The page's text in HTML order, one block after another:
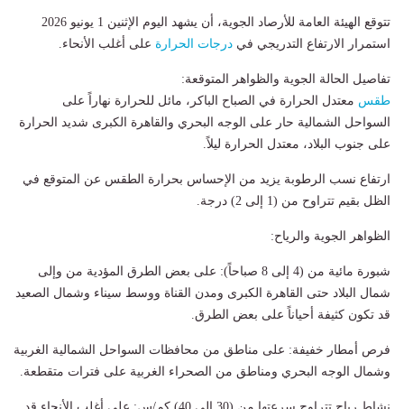
تتوقع الهيئة العامة للأرصاد الجوية، أن يشهد اليوم الإثنين 1 يونيو 2026
استمرار الارتفاع التدريجي في درجات الحرارة على أغلب الأنحاء.
​تفاصيل الحالة الجوية والظواهر المتوقعة:
طقس معتدل الحرارة في الصباح الباكر، مائل للحرارة نهاراً على
السواحل الشمالية حار على الوجه البحري والقاهرة الكبرى شديد الحرارة
على جنوب البلاد، معتدل الحرارة ليلاً.
​ارتفاع نسب الرطوبة يزيد من الإحساس بحرارة الطقس عن المتوقع في
الظل بقيم تتراوح من (1 إلى 2) درجة.
​الظواهر الجوية والرياح:
​شبورة مائية من (4 إلى 8 صباحاً): على بعض الطرق المؤدية من وإلى
شمال البلاد حتى القاهرة الكبرى ومدن القناة ووسط سيناء وشمال الصعيد
قد تكون كثيفة أحياناً على بعض الطرق.
​فرص أمطار خفيفة: على مناطق من محافظات السواحل الشمالية الغربية
وشمال الوجه البحري ومناطق من الصحراء الغربية على فترات متقطعة.